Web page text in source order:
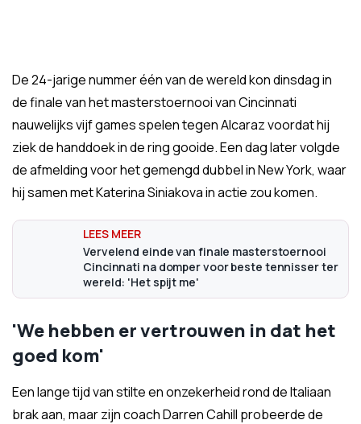
De 24-jarige nummer één van de wereld kon dinsdag in
de finale van het masterstoernooi van Cincinnati
nauwelijks vijf games spelen tegen Alcaraz voordat hij
ziek de handdoek in de ring gooide. Een dag later volgde
de afmelding voor het gemengd dubbel in New York, waar
hij samen met Katerina Siniakova in actie zou komen.
Vervelend einde van finale masterstoernooi
Cincinnati na domper voor beste tennisser ter
wereld: 'Het spijt me'
'We hebben er vertrouwen in dat het
goed kom'
Een lange tijd van stilte en onzekerheid rond de Italiaan
brak aan, maar zijn coach Darren Cahill probeerde de